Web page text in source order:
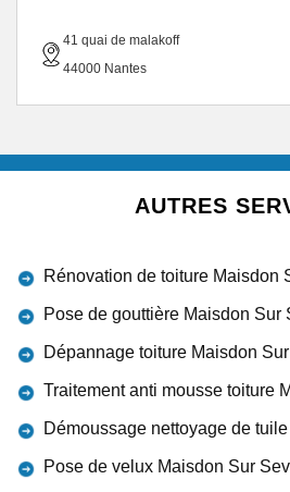
41 quai de malakoff
44000 Nantes
AUTRES
Rénovation de toiture Maisdon
Pose de gouttière Maisdon Sur
Dépannage toiture Maisdon
Traitement anti mousse toiture
Démoussage nettoyage de
Pose de velux Maisdon Sur